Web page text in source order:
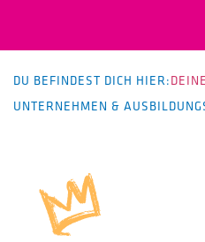
DU BEFINDEST DICH HIER:
UNTERNEHMEN &